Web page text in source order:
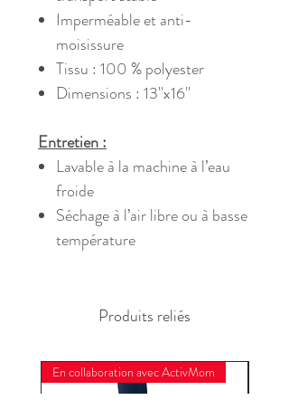
Imperméable et anti-
moisissure
Tissu : 100 % polyester
Dimensions : 13''x16''
Entretien :
Lavable à la machine à l’eau
froide
Séchage à l’air libre ou à basse
température
Produits reliés
En collaboration avec ActivMom